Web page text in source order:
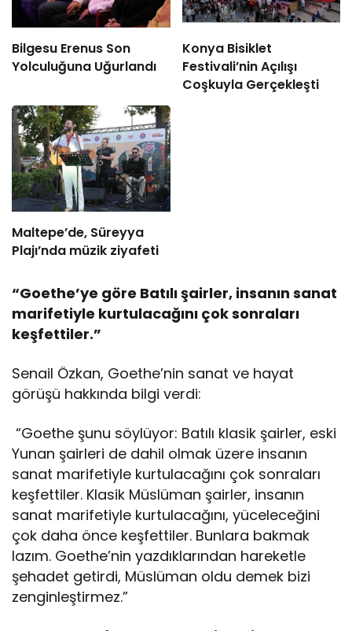
Bilgesu Erenus Son
Yolculuğuna Uğurlandı
Konya Bisiklet
Festivali’nin Açılışı
Coşkuyla Gerçekleşti
Maltepe’de, Süreyya
Plajı’nda müzik ziyafeti
“Goethe’ye göre Batılı şairler, insanın sanat
marifetiyle kurtulacağını çok sonraları
keşfettiler.”
Senail Özkan, Goethe’nin sanat ve hayat
görüşü hakkında bilgi verdi:
“Goethe şunu söylüyor: Batılı klasik şairler, eski
Yunan şairleri de dahil olmak üzere insanın
sanat marifetiyle kurtulacağını çok sonraları
keşfettiler. Klasik Müslüman şairler, insanın
sanat marifetiyle kurtulacağını, yüceleceğini
çok daha önce keşfettiler. Bunlara bakmak
lazım. Goethe’nin yazdıklarından hareketle
şehadet getirdi, Müslüman oldu demek bizi
zenginleştirmez.”